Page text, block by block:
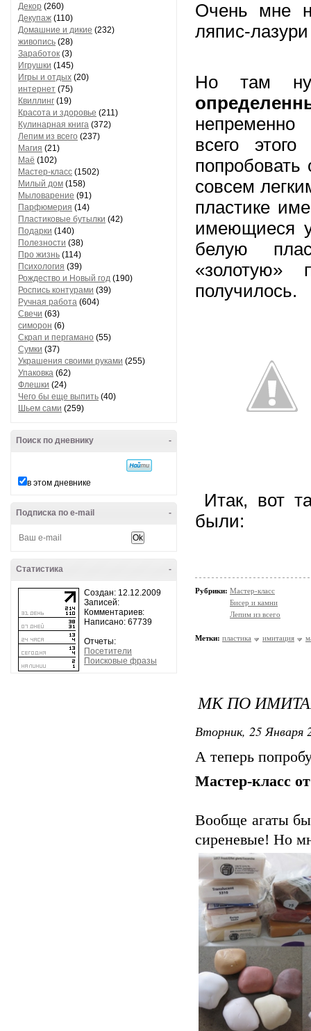
Декор (260)
Декупаж (110)
Домашние и дикие (232)
живопись (28)
Заработок (3)
Игрушки (145)
Игры и отдых (20)
интернет (75)
Квиллинг (19)
Красота и здоровье (211)
Кулинарная книга (372)
Лепим из всего (237)
Магия (21)
Маё (102)
Мастер-класс (1502)
Милый дом (158)
Мыловарение (91)
Парфюмерия (14)
Пластиковые бутылки (42)
Подарки (140)
Полезности (38)
Про жизнь (114)
Психология (39)
Рождество и Новый год (190)
Роспись контурами (39)
Ручная работа (604)
Свечи (63)
симорон (6)
Скрап и пергамано (55)
Сумки (37)
Украшения своими руками (255)
Упаковка (62)
Флешки (24)
Чего бы еще выпить (40)
Шьем сами (259)
-
Поиск по дневнику
в этом дневнике
-
Подписка по e-mail
-
Статистика
Создан: 12.12.2009
Записей:
Комментариев:
Написано: 67739
Отчеты:
Посетители
Поисковые фразы
Очень мне
ляпис-
Но там
непременно
всего
попробовать
совсем
пластике
имеющиеся у
белую
«золотую»
получилось.
Итак, вот
Рубрики: Мастер-класс
Бисер и камни
Лепим из всего
Метки: пластика имитация
МК ПО
Вторник, 25 Января
А теперь
Мастер-класс
Вообще агаты
сиреневые! Но